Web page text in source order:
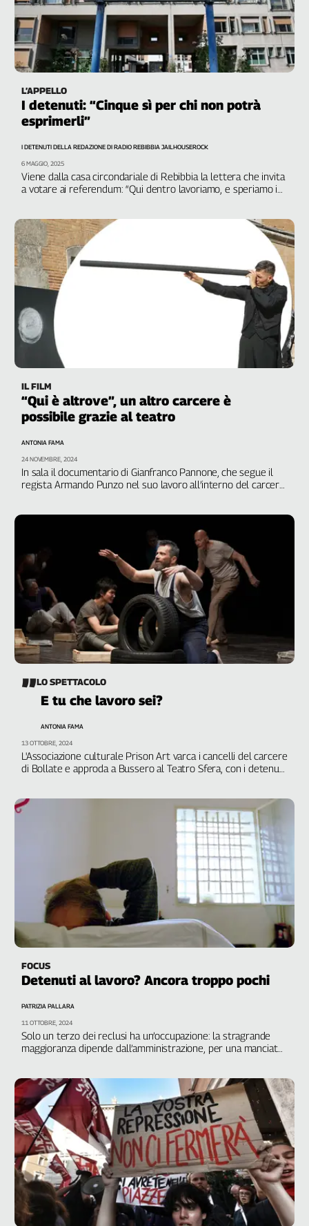
Il
Sassolino
Linea
Economica
Tech
Easy
Inserti
Diffusa
InFlai
Le
trasmissioni
tv
Work
L'Italia
nel
Lavoro
Territori
Abruzzo-
Molise
Alto
Adige
Basilicata
Calabria
Emilia-
Venezia
Giulia
Lazio
Liguria
Lombardia
Marche
Piemonte
Puglia
Sardegna
Trentino
Umbria
D'Aosta
Cerca
Contatti
redazione
Social
L’APPELLO
I detenuti: “Cinque sì per chi non potrà
esprimerli”
Viene dalla casa circondariale di Rebibbia la lettera che invita
a votare ai referendum: “Qui dentro lavoriamo, e speriamo in
I DETENUTI DELLA REDAZIONE DI RADIO REBIBBIA JAILHOUSEROCK
6 MAGGIO, 2025
IL FILM
“Qui è altrove”, un altro carcere è
possibile grazie al teatro
In sala il documentario di Gianfranco Pannone, che segue il
regista Armando Punzo nel suo lavoro all’interno del carcere
ANTONIA FAMA
24 NOVEMBRE, 2024
LO SPETTACOLO
E tu che lavoro sei?
L'Associazione culturale Prison Art varca i cancelli del carcere
di Bollate e approda a Bussero al Teatro Sfera, con i detenuti
ANTONIA FAMA
13 OTTOBRE, 2024
FOCUS
Detenuti al lavoro? Ancora troppo pochi
Solo un terzo dei reclusi ha un’occupazione: la stragrande
maggioranza dipende dall’amministrazione, per una manciata
PATRIZIA PALLARA
11 OTTOBRE, 2024